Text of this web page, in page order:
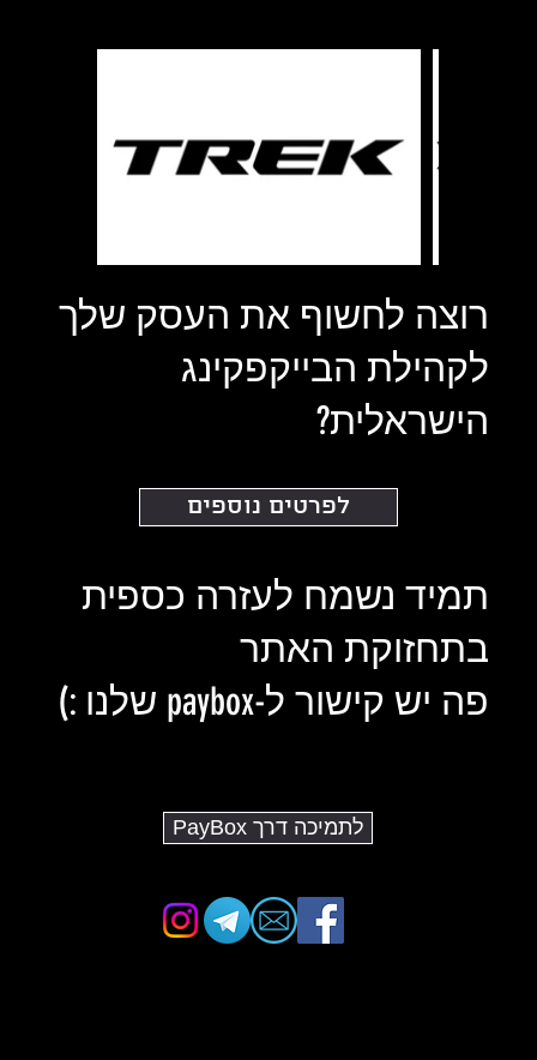
תמיד נשמח לעזרה כספית
בתחזוקת האתר
פה יש קישור ל-paybox שלנו :)
לתמיכה דרך PayBox
רוצה לחשוף את העסק שלך
לקהילת הבייקפקינג
הישראלית?
לפרטים נוספים